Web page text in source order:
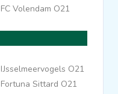
FC Volendam O21
IJsselmeervogels O21
Fortuna Sittard O21